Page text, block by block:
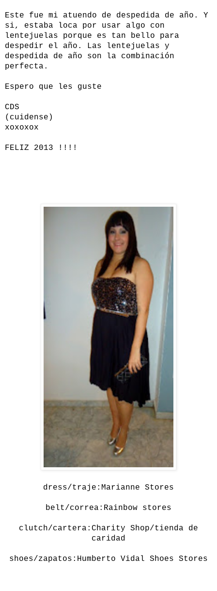
Este fue mi atuendo de despedida de año. Y
si, estaba loca por usar algo con
lentejuelas porque es tan bello para
despedir el año. Las lentejuelas y
despedida de año son la combinación
perfecta.
Espero que les guste
CDS
(cuidense)
xoxoxox
FELIZ 2013 !!!!
dress/traje:Marianne Stores
belt/correa:Rainbow stores
clutch/cartera:Charity Shop/tienda de
caridad
shoes/zapatos:Humberto Vidal Shoes Stores